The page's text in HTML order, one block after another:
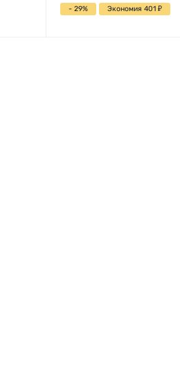
- 29% Экономия 401 ₽